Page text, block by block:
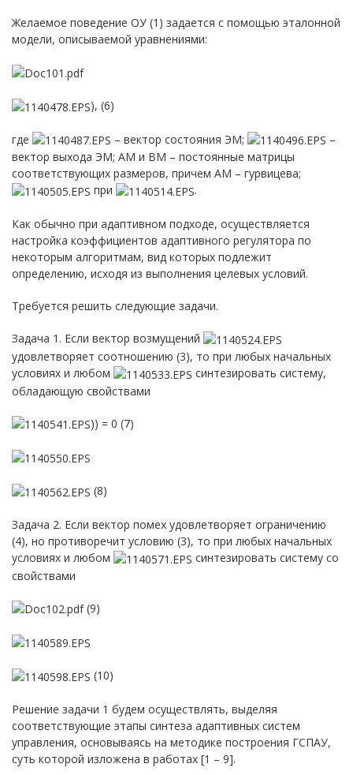
Желаемое поведение ОУ (1) задается с помощью эталонной
модели, описываемой уравнениями:
), (6)
где – вектор состояния ЭМ;
–
вектор выхода ЭМ; AM и BM – постоянные матрицы
соответствующих размеров, причем AM – гурвицева;
при
.
Как обычно при адаптивном подходе, осуществляется
настройка коэффициентов адаптивного регулятора по
некоторым алгоритмам, вид которых подлежит
определению, исходя из выполнения целевых условий.
Требуется решить следующие задачи.
Задача 1. Если вектор возмущений
удовлетворяет соотношению (3), то при любых начальных
условиях и любом
синтезировать систему,
обладающую свойствами
)) = 0 (7)
(8)
Задача 2. Если вектор помех удовлетворяет ограничению
(4), но противоречит условию (3), то при любых начальных
условиях и любом
синтезировать систему со
свойствами
(9)
(10)
Решение задачи 1 будем осуществлять, выделяя
соответствующие этапы синтеза адаптивных систем
управления, основываясь на методике построения ГСПАУ,
суть которой изложена в работах [1 – 9].